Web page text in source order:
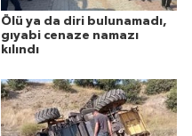
Ölü ya da diri bulunamadı,
gıyabi cenaze namazı
kılındı